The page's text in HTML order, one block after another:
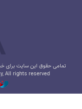
تمامی حقوق این سایت برای
All rights reserved